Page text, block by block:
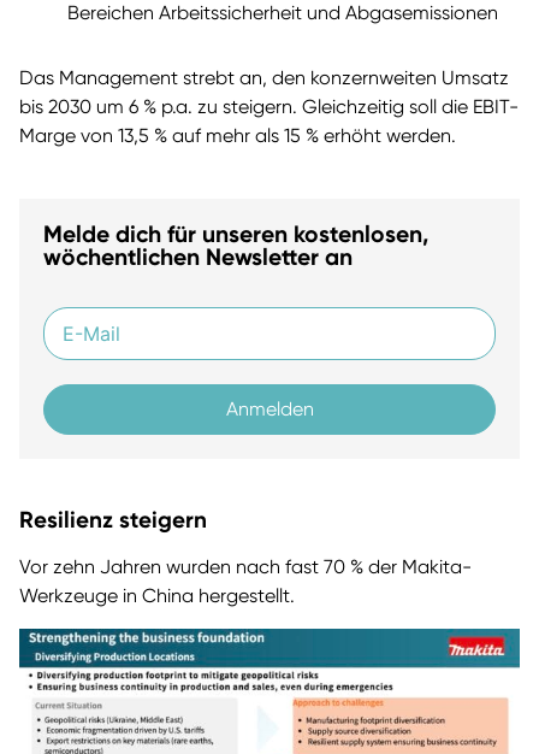
Bereichen Arbeitssicherheit und Abgasemissionen
Das Management strebt an, den konzernweiten Umsatz
bis 2030 um 6 % p.a. zu steigern. Gleichzeitig soll die EBIT-
Marge von 13,5 % auf mehr als 15 % erhöht werden.
Melde dich für unseren kostenlosen,
wöchentlichen Newsletter an
Anmelden
Resilienz steigern
Vor zehn Jahren wurden nach fast 70 % der Makita-
Werkzeuge in China hergestellt.